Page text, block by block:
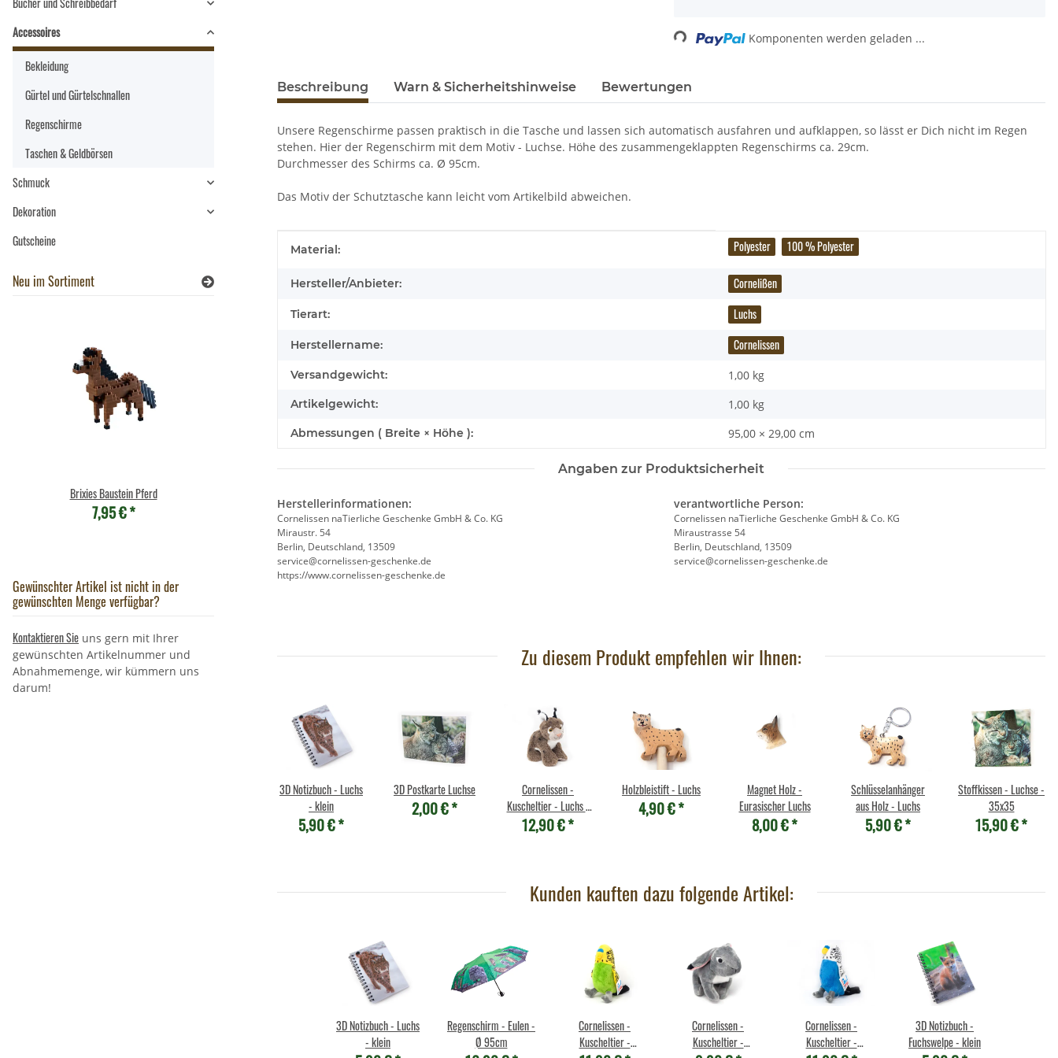
Loading... Komponenten werden geladen ...
Beschreibung Warn & Sicherheitshinweise Bewertungen
Unsere Regenschirme passen praktisch in die Tasche und lassen sich automatisch ausfahren und aufklappen, so lässt er Dich nicht im Regen
stehen. Hier der Regenschirm mit dem Motiv - Luchse. Höhe des zusammengeklappten Regenschirms ca. 29cm.
Durchmesser des Schirms ca. Ø 95cm.
Das Motiv der Schutztasche kann leicht vom Artikelbild abweichen.
Produkteigenschaft
Wert
Material: Polyester 100 % Polyester
Hersteller/Anbieter: Cornelißen
Tierart: Luchs
Herstellername: Cornelissen
Versandgewicht: 1,00 kg
Artikelgewicht: 1,00 kg
Abmessungen ( Breite × Höhe ): 95,00 × 29,00 cm
Angaben zur Produktsicherheit
Herstellerinformationen:
Cornelissen naTierliche Geschenke GmbH & Co. KG
Miraustr. 54
Berlin, Deutschland, 13509
service@cornelissen-geschenke.de
https://www.cornelissen-geschenke.de
verantwortliche Person:
Cornelissen naTierliche Geschenke GmbH & Co. KG
Miraustrasse 54
Berlin, Deutschland, 13509
service@cornelissen-geschenke.de
Zu diesem Produkt empfehlen wir Ihnen:
3D Notizbuch - Luchs
- klein
5,90 €*
3D Postkarte Luchse
2,00 €*
Cornelissen -
Kuscheltier - Luchs -
20 cm
12,90 €*
Holzbleistift - Luchs
4,90 €*
Magnet Holz -
Eurasischer Luchs
8,00 €*
Schlüsselanhänger
aus Holz - Luchs
5,90 €*
Stoffkissen - Luchse -
35x35
15,90 €*
Kunden kauften dazu folgende Artikel:
3D Notizbuch - Luchs
- klein
Regenschirm - Eulen -
Ø 95cm
Cornelissen -
Kuscheltier -
Cornelissen -
Kuscheltier -
Cornelissen -
Kuscheltier -
3D Notizbuch -
Fuchswelpe - klein
Accessoires
Bekleidung
Gürtel und Gürtelschnallen
Regenschirme
Taschen & Geldbörsen
Schmuck
Dekoration
Gutscheine
Neu im Sortiment
Brixies Baustein Pferd
7,95 €*
- Rabe
9,90 €*
6,95 € 7,95 €*
9,90 €
Gewünschter Artikel ist nicht in der
gewünschten Menge verfügbar?
Kontaktieren Sie uns gern mit Ihrer
gewünschten Artikelnummer und
Abnahmemenge, wir kümmern uns
darum!